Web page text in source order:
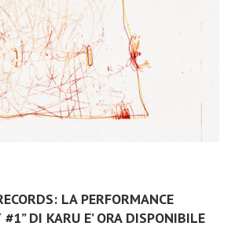
LA PERFORMANCE
#1” DI KARU E’ ORA DISPONIBILE